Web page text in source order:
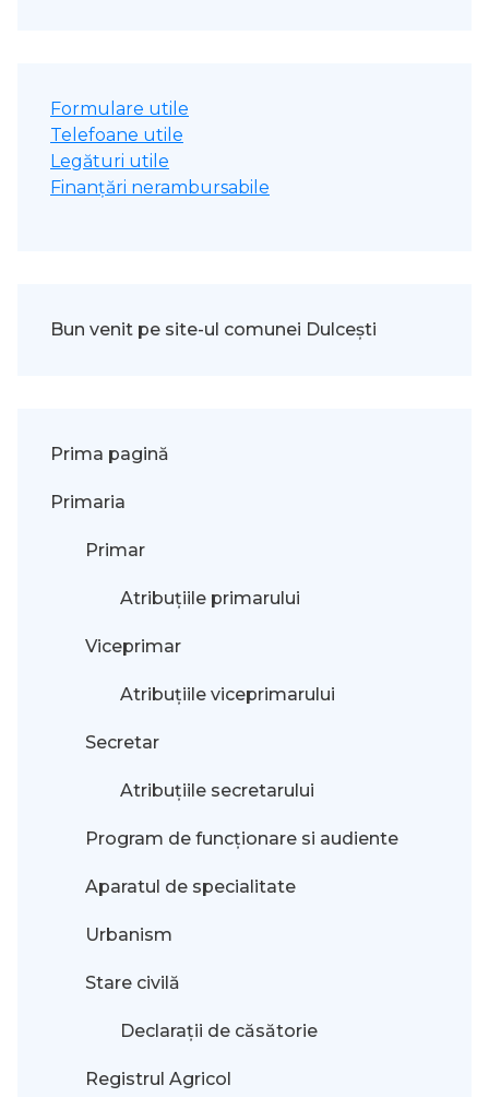
Formulare utile
Telefoane utile
Legături utile
Finanțări nerambursabile
Bun venit pe site-ul comunei Dulcești
Prima pagină
Primaria
Primar
Atribuțiile primarului
Viceprimar
Atribuțiile viceprimarului
Secretar
Atribuțiile secretarului
Program de funcționare si audiente
Aparatul de specialitate
Urbanism
Stare civilă
Declarații de căsătorie
Registrul Agricol